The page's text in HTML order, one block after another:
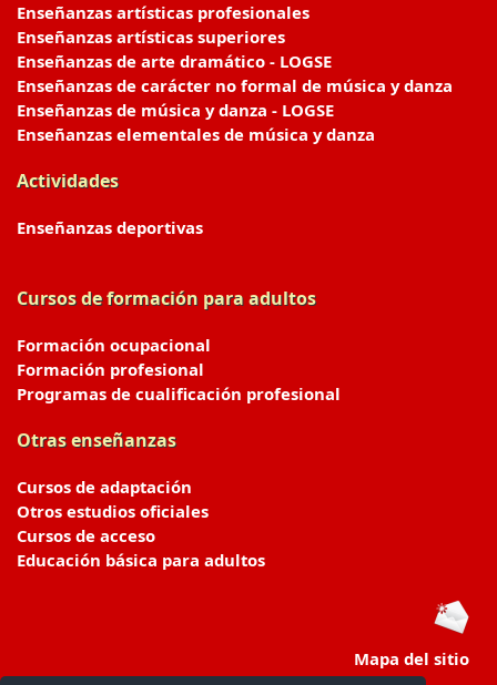
Enseñanzas artísticas profesionales
Enseñanzas artísticas superiores
Enseñanzas de arte dramático - LOGSE
Enseñanzas de carácter no formal de música y danza
Enseñanzas de música y danza - LOGSE
Enseñanzas elementales de música y danza
Actividades
Enseñanzas deportivas
Cursos de formación para adultos
Formación ocupacional
Formación profesional
Programas de cualificación profesional
Otras enseñanzas
Cursos de adaptación
Otros estudios oficiales
Cursos de acceso
Educación básica para adultos
Mapa del sitio